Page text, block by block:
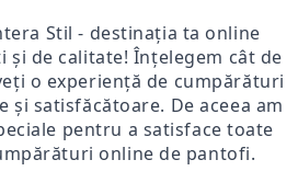
Stil - destinația ta online
de calitate! Înțelegem cât de
o experiență de cumpărături
și satisfăcătoare. De aceea am
pentru a satisface toate
online de pantofi.